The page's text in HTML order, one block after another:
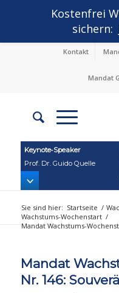
Kontakt
Mandat
Keynote‑Speaker
Prof. Dr. Guido Quelle
Sie sind hier: Startseite /
Wachstums-Wochenstart /
Mandat Wachstums-
Mandat
Nr. 146:
Kostenfrei
sichern: